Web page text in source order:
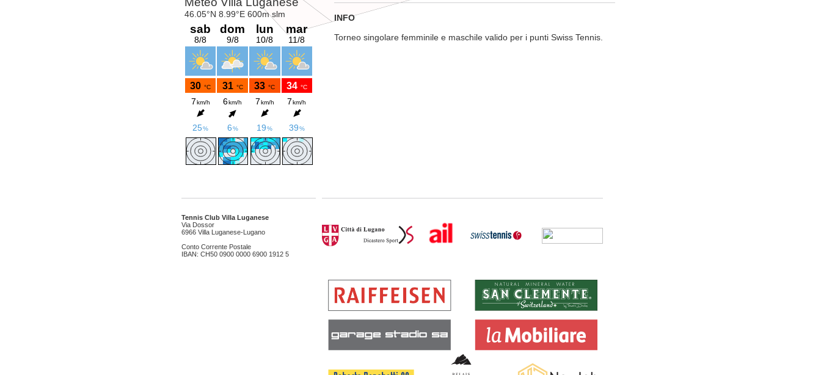
INFO
Torneo singolare femminile e maschile valido per i punti Swiss Tennis.
Tennis Club Villa Luganese
Via Dossor
6966 Villa Luganese-Lugano
Conto Corrente Postale
IBAN: CH50 0900 0000 6900 1912 5